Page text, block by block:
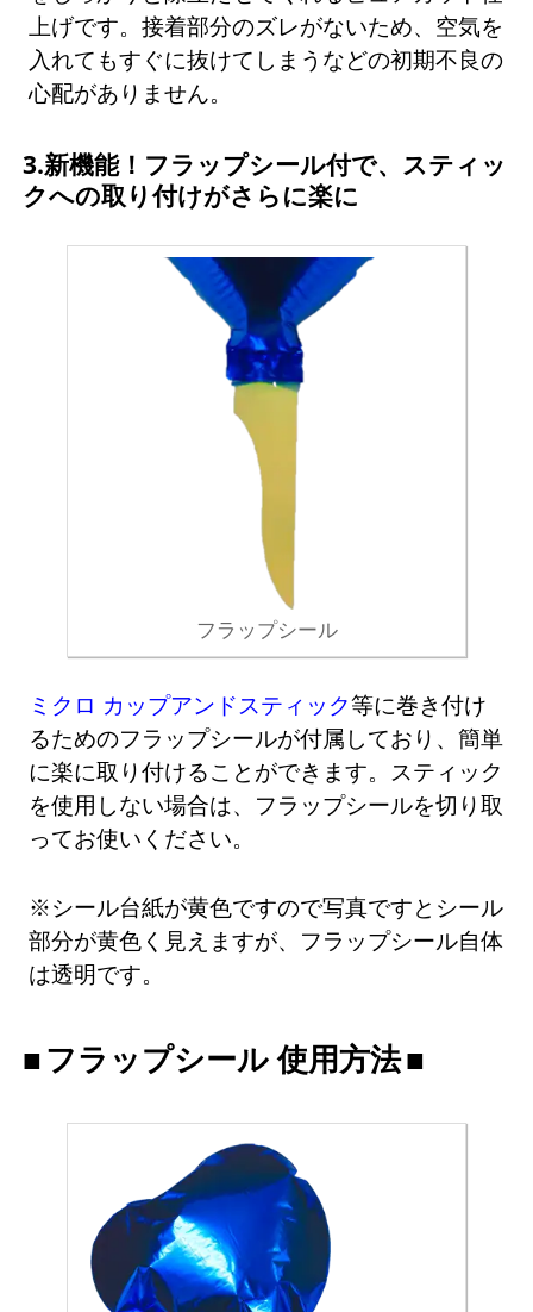
上げです。接着部分のズレがないため、空気を
入れてもすぐに抜けてしまうなどの初期不良の
心配がありません。
3.新機能！フラップシール付で、スティッ
クへの取り付けがさらに楽に
フラップシール
ミクロ カップアンドスティック等に巻き付け
るためのフラップシールが付属しており、簡単
に楽に取り付けることができます。スティック
を使用しない場合は、フラップシールを切り取
ってお使いください。
※シール台紙が黄色ですので写真ですとシール
部分が黄色く見えますが、フラップシール自体
は透明です。
フラップシール 使用方法